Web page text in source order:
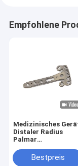
Empfohlene
Medizinisches
Distaler Radius
Palmar
Kompressionsplatte
Bestpreis